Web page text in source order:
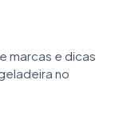
marcas e dicas
no